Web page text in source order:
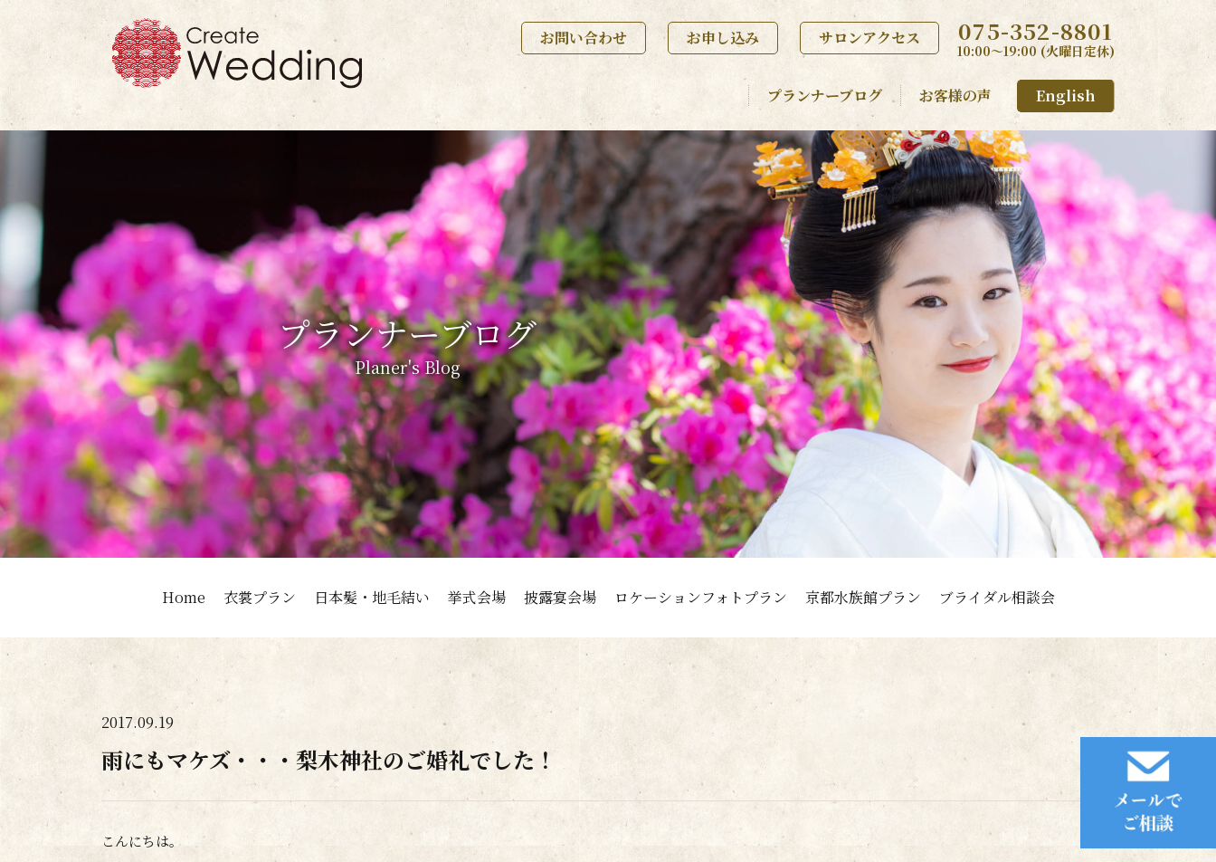
お問い合わせ お申し込み サロンアクセス 075-352-8801
10:00〜19:00 (火曜日定休)
プランナーブログ お客様の声 English
プランナーブログ
Planer's Blog
Home 衣裳プラン 日本髪・地毛結い 挙式会場 披露宴会場 ロケーションフォトプラン 京都水族館プラン ブライダル相談会
2017.09.19
雨にもマケズ・・・梨木神社のご婚礼でした！
こんにちは。